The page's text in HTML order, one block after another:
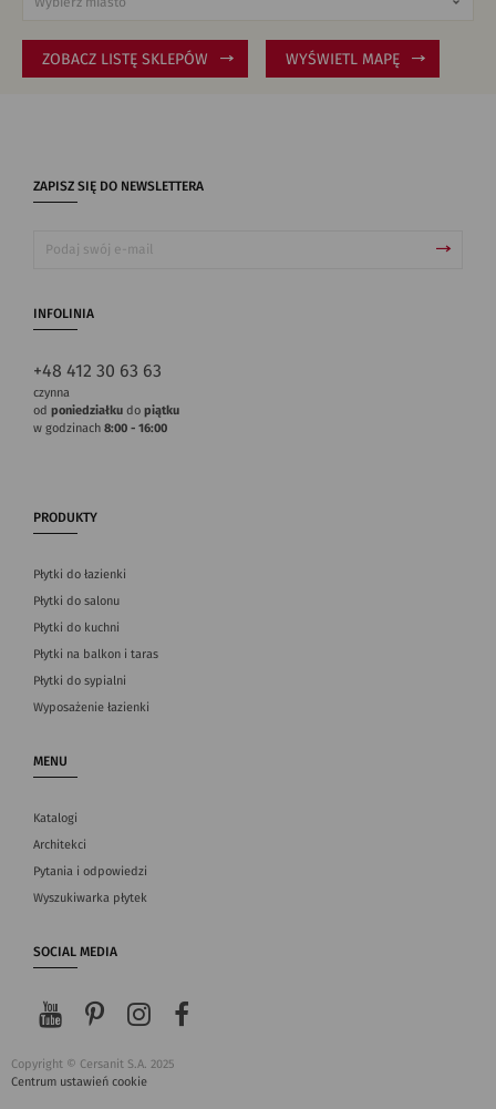
ZOBACZ LISTĘ SKLEPÓW WYŚWIETL MAPĘ
ZAPISZ SIĘ DO NEWSLETTERA
INFOLINIA
+48 412 30 63 63
czynna
od poniedziałku do piątku
w godzinach 8:00 - 16:00
PRODUKTY
Płytki do łazienki
Płytki do salonu
Płytki do kuchni
Płytki na balkon i taras
Płytki do sypialni
Wyposażenie łazienki
MENU
Katalogi
Architekci
Pytania i odpowiedzi
Wyszukiwarka płytek
SOCIAL MEDIA
Copyright © Cersanit S.A. 2025
Centrum ustawień cookie